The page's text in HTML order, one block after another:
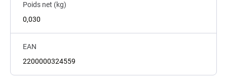
Poids net (kg)
0,030
EAN
2200000324559